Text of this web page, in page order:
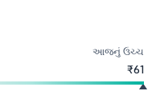
આજનું ઉચ્ચ
₹61